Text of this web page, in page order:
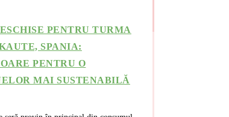
PENTRU TURMA
SPANIA:
PENTRU O
MAI SUSTENABILĂ